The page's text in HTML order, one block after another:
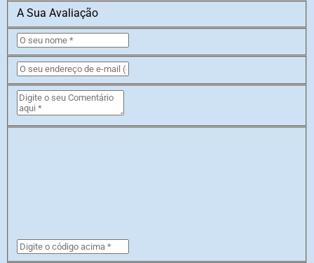
A Sua Avaliação